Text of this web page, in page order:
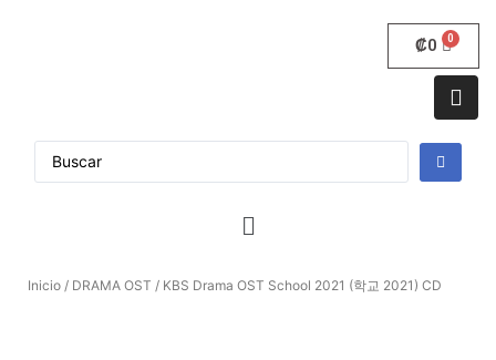
₡0
Inicio / DRAMA OST / KBS Drama OST School 2021 (학교 2021) CD